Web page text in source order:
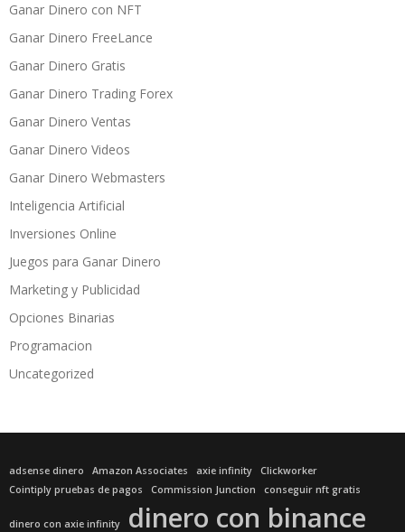
Ganar Dinero con NFT
Ganar Dinero FreeLance
Ganar Dinero Gratis
Ganar Dinero Trading Forex
Ganar Dinero Ventas
Ganar Dinero Videos
Ganar Dinero Webmasters
Inteligencia Artificial
Inversiones Online
Juegos para Ganar Dinero
Marketing y Publicidad
Opciones Binarias
Programacion
Uncategorized
adsense dinero Amazon Associates axie infinity
Clickworker
Cointiply pruebas de pagos
Commission Junction conseguir nft gratis
dinero con axie infinity dinero con binance